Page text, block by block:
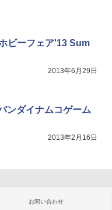
ビーフェア'13 Sum
2013年6月29日
ンダイナムコゲーム
2013年2月16日
お問い合わせ